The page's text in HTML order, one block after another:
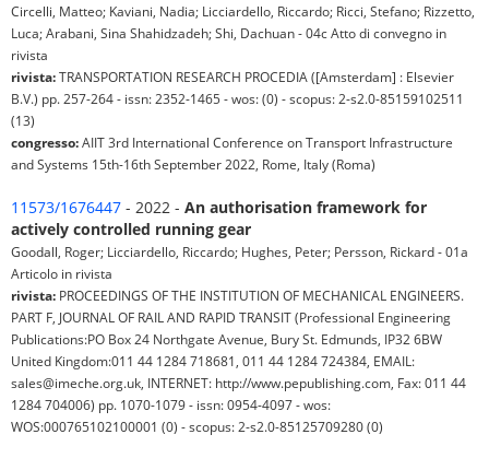
Circelli, Matteo; Kaviani, Nadia; Licciardello, Riccardo; Ricci, Stefano; Rizzetto,
Luca; Arabani, Sina Shahidzadeh; Shi, Dachuan - 04c Atto di convegno in
rivista
rivista:TRANSPORTATION RESEARCH PROCEDIA ([Amsterdam] : Elsevier
B.V.) pp. 257-264 - issn: 2352-1465 - wos: (0) - scopus: 2-s2.0-85159102511
(13)
congresso:AIIT 3rd International Conference on Transport Infrastructure
and Systems 15th-16th September 2022, Rome, Italy (Roma)
11573/1676447 - 2022 - An authorisation framework for
actively controlled running gear
Goodall, Roger; Licciardello, Riccardo; Hughes, Peter; Persson, Rickard - 01a
Articolo in rivista
rivista: PROCEEDINGS OF THE INSTITUTION OF MECHANICAL ENGINEERS.
PART F, JOURNAL OF RAIL AND RAPID TRANSIT (Professional Engineering
Publications:PO Box 24 Northgate Avenue, Bury St. Edmunds, IP32 6BW
United Kingdom:011 44 1284 718681, 011 44 1284 724384, EMAIL:
sales@imeche.org.uk, INTERNET: http://www.pepublishing.com, Fax: 011 44
1284 704006) pp. 1070-1079 - issn: 0954-4097 - wos:
WOS:000765102100001 (0) - scopus: 2-s2.0-85125709280 (0)